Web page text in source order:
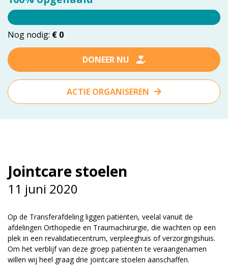
vrienden@meandermc.nl
033 - 850 2014
DONEER NU
ACTIE ORGANISEREN
Nog nodig: € 0
Jointcare stoelen
11 juni 2020
Op de Transferafdeling liggen patiënten, veelal vanuit de
afdelingen Orthopedie en Traumachirurgie, die wachten op een
plek in een revalidatiecentrum, verpleeghuis of verzorgingshuis.
Om het verblijf van deze groep patiënten te veraangenamen
willen wij heel graag drie jointcare stoelen aanschaffen.